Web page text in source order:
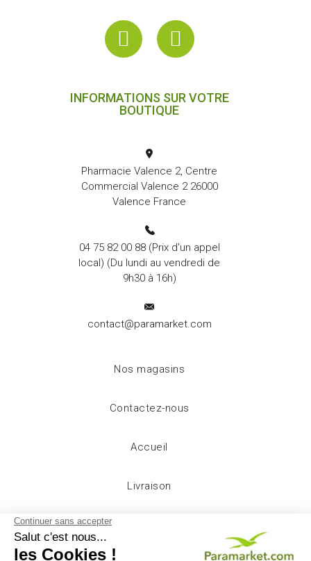
INFORMATIONS SUR VOTRE
BOUTIQUE
Pharmacie Valence 2, Centre
Commercial Valence 2 26000
Valence France
04 75 82 00 88(Prix d'un appel
local) (Du lundi au vendredi de
9h30 à 16h)
contact@paramarket.com
Nos magasins
Contactez-nous
Accueil
Livraison
Mentions légales